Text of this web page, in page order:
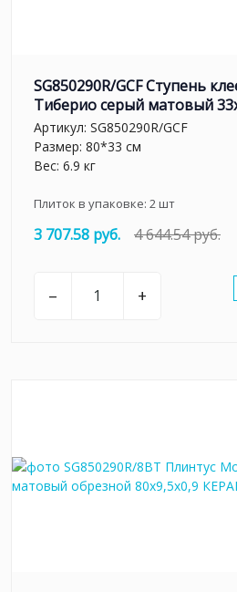
SG850290R/GCF Ступень
Тиберио серый матовый
Артикул: SG850290R/GCF
Размер: 80*33 см
Вес: 6.9 кг
Плиток в упаковке: 2шт
3 707.58 руб. 4 644.54 руб.
– +